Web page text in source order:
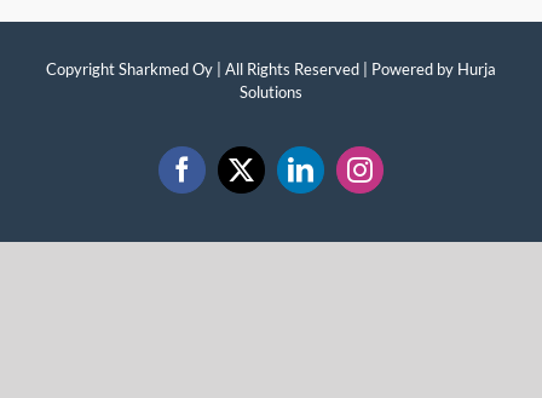
Copyright Sharkmed Oy | All Rights Reserved | Powered by Hurja
Solutions
Facebook
X LinkedInInstagram